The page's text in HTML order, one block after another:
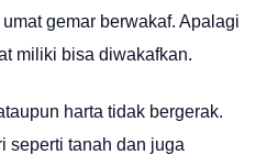
gemar berwakaf. Apalagi
miliki bisa diwakafkan.
harta tidak bergerak.
seperti tanah dan juga